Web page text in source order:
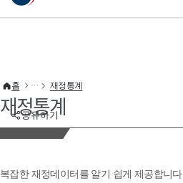
이 누리집은 대한민국 공식 전자정부 누리집입니다.
공유하기
홈 재정통계
재정통계
복잡한 재정데이터를 알기 쉽게 제공합니다.